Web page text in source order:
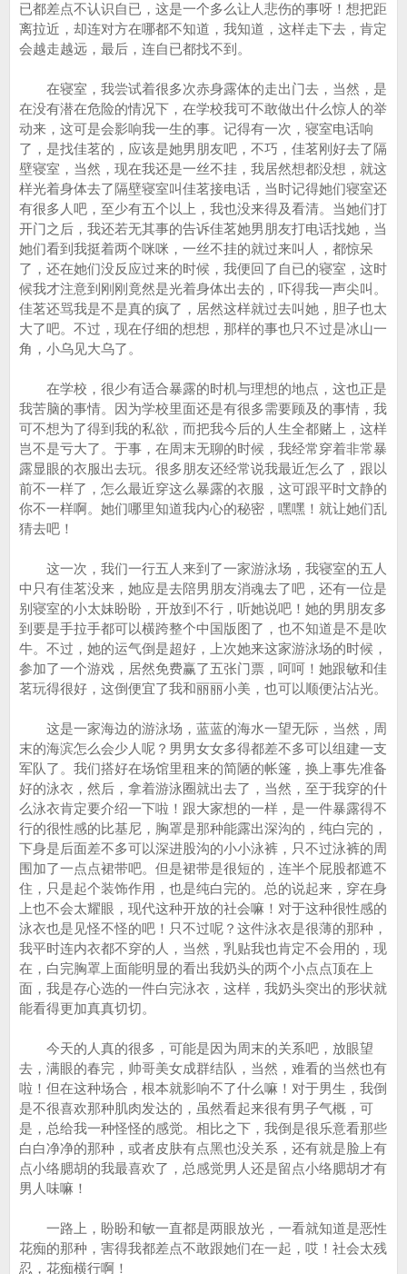
已都差点不认识自已，这是一个多么让人悲伤的事呀！想把距
离拉近，却连对方在哪都不知道，我知道，这样走下去，肯定
会越走越远，最后，连自已都找不到。
在寝室，我尝试着很多次赤身露体的走出门去，当然，是
在没有潜在危险的情况下，在学校我可不敢做出什么惊人的举
动来，这可是会影响我一生的事。记得有一次，寝室电话响
了，是找佳茗的，应该是她男朋友吧，不巧，佳茗刚好去了隔
壁寝室，当然，现在我还是一丝不挂，我居然想都没想，就这
样光着身体去了隔壁寝室叫佳茗接电话，当时记得她们寝室还
有很多人吧，至少有五个以上，我也没来得及看清。当她们打
开门之后，我还若无其事的告诉佳茗她男朋友打电话找她，当
她们看到我挺着两个咪咪，一丝不挂的就过来叫人，都惊呆
了，还在她们没反应过来的时候，我便回了自已的寝室，这时
候我才注意到刚刚竟然是光着身体出去的，吓得我一声尖叫。
佳茗还骂我是不是真的疯了，居然这样就过去叫她，胆子也太
大了吧。不过，现在仔细的想想，那样的事也只不过是冰山一
角，小乌见大乌了。
在学校，很少有适合暴露的时机与理想的地点，这也正是
我苦脑的事情。因为学校里面还是有很多需要顾及的事情，我
可不想为了得到我的私欲，而把我今后的人生全都赌上，这样
岂不是亏大了。于事，在周末无聊的时候，我经常穿着非常暴
露显眼的衣服出去玩。很多朋友还经常说我最近怎么了，跟以
前不一样了，怎么最近穿这么暴露的衣服，这可跟平时文静的
你不一样啊。她们哪里知道我内心的秘密，嘿嘿！就让她们乱
猜去吧！
这一次，我们一行五人来到了一家游泳场，我寝室的五人
中只有佳茗没来，她应是去陪男朋友消魂去了吧，还有一位是
别寝室的小太妹盼盼，开放到不行，听她说吧！她的男朋友多
到要是手拉手都可以横跨整个中国版图了，也不知道是不是吹
牛。不过，她的运气倒是超好，上次她来这家游泳场的时候，
参加了一个游戏，居然免费赢了五张门票，呵呵！她跟敏和佳
茗玩得很好，这倒便宜了我和丽丽小美，也可以顺便沾沾光。
这是一家海边的游泳场，蓝蓝的海水一望无际，当然，周
末的海滨怎么会少人呢？男男女女多得都差不多可以组建一支
军队了。我们搭好在场馆里租来的简陋的帐篷，换上事先准备
好的泳衣，然后，拿着游泳圈就出去了，当然，至于我穿的什
么泳衣肯定要介绍一下啦！跟大家想的一样，是一件暴露得不
行的很性感的比基尼，胸罩是那种能露出深沟的，纯白完的，
下身是后面差不多可以深进股沟的小小泳裤，只不过泳裤的周
围加了一点点裙带吧。但是裙带是很短的，连半个屁股都遮不
住，只是起个装饰作用，也是纯白完的。总的说起来，穿在身
上也不会太耀眼，现代这种开放的社会嘛！对于这种很性感的
泳衣也是见怪不怪的吧！只不过呢？这件泳衣是很薄的那种，
我平时连内衣都不穿的人，当然，乳贴我也肯定不会用的，现
在，白完胸罩上面能明显的看出我奶头的两个小点点顶在上
面，我是存心选的一件白完泳衣，这样，我奶头突出的形状就
能看得更加真真切切。
今天的人真的很多，可能是因为周末的关系吧，放眼望
去，满眼的春完，帅哥美女成群结队，当然，难看的当然也有
啦！但在这种场合，根本就影响不了什么嘛！对于男生，我倒
是不很喜欢那种肌肉发达的，虽然看起来很有男子气概，可
是，总给我一种怪怪的感觉。相比之下，我倒是很乐意看那些
白白净净的那种，或者皮肤有点黑也没关系，还有就是脸上有
点小络腮胡的我最喜欢了，总感觉男人还是留点小络腮胡才有
男人味嘛！
一路上，盼盼和敏一直都是两眼放光，一看就知道是恶性
花痴的那种，害得我都差点不敢跟她们在一起，哎！社会太残
忍，花痴横行啊！